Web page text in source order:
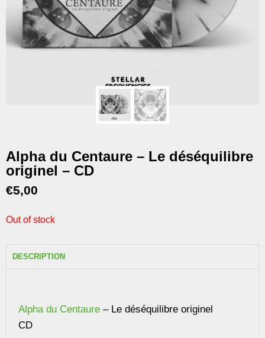
Alpha du Centaure – Le déséquilibre
originel – CD
€5,00
Out of stock
DESCRIPTION
Alpha du Centaure – Le déséquilibre originel
CD